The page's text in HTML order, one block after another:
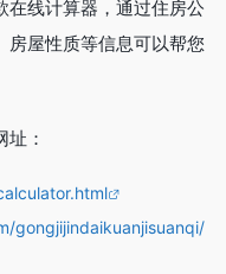
在线计算器，通过住房公
房屋性质等信息可以帮您
：
gongjijindaikuanjisuanqi/